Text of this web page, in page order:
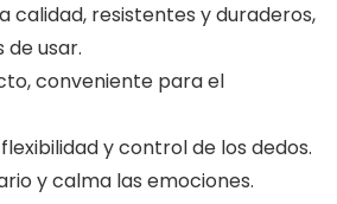
calidad, resistentes y duraderos,
de usar.
conveniente para el
y control de los dedos.
y calma las emociones.